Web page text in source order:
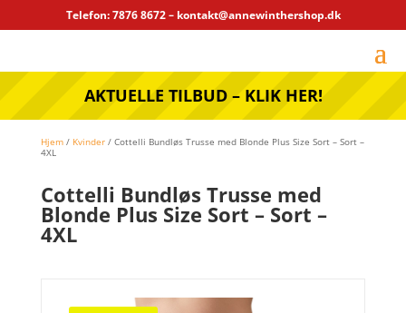
Telefon: 7876 8672 – kontakt@annewinthershop.dk
AKTUELLE TILBUD – KLIK HER!
Hjem/ Kvinder/ Cottelli Bundløs Trusse med Blonde Plus Size Sort – Sort –
4XL
Cottelli Bundløs Trusse med
Blonde Plus Size Sort – Sort –
4XL